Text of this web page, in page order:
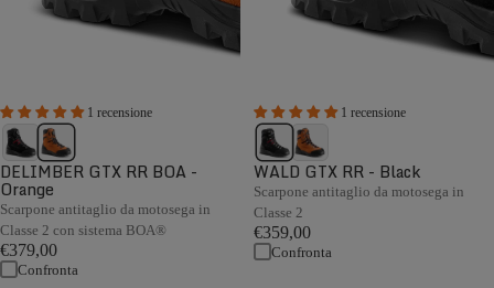
1 recensione
DELIMBER GTX RR BOA -
Orange
Scarpone antitaglio da motosega in
Classe 2 con sistema BOA®
€379,00
Confronta
1 recensione
WALD GTX RR - Black
Scarpone antitaglio da motosega in
Classe 2
€359,00
Confronta